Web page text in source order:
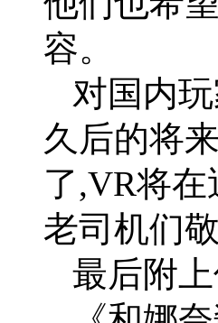
容。
对国内
久后的将
了,VR将
老司机们
最后附